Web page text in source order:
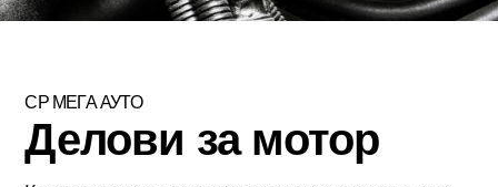
СР МЕГА АУТО
Делови за мотор